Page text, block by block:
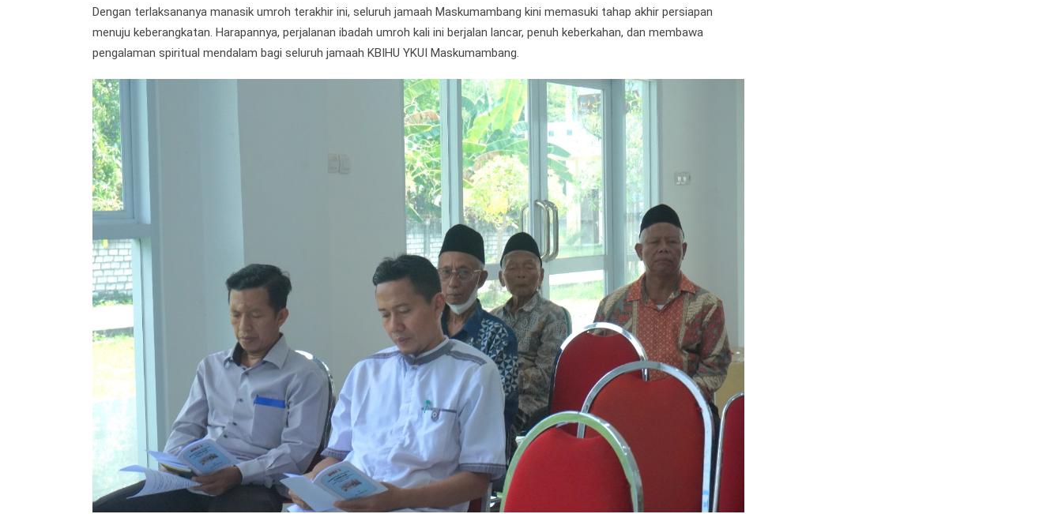
Dengan terlaksananya manasik umroh terakhir ini, seluruh jamaah Maskumambang kini memasuki tahap akhir persiapan
menuju keberangkatan. Harapannya, perjalanan ibadah umroh kali ini berjalan lancar, penuh keberkahan, dan membawa
pengalaman spiritual mendalam bagi seluruh jamaah KBIHU YKUI Maskumambang.